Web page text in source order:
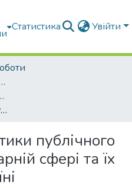
Статистика Увійти
магістрів
Міжнародні практики публічного управління в аграрній сфері та їх адаптація в Україні
публічного
сфері та їх